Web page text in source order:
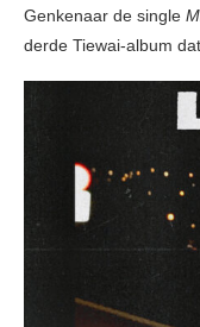
Genkenaar de single
derde Tiewai-album